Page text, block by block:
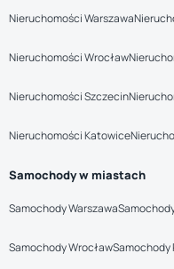
Nieruchomości Warszawa
Nieruchomości Wrocław
Nieruchomości Szczecin
Nieruchomości Katowice
Samochody w miastach
Samochody Warszawa
Samochody WrocławSamochody